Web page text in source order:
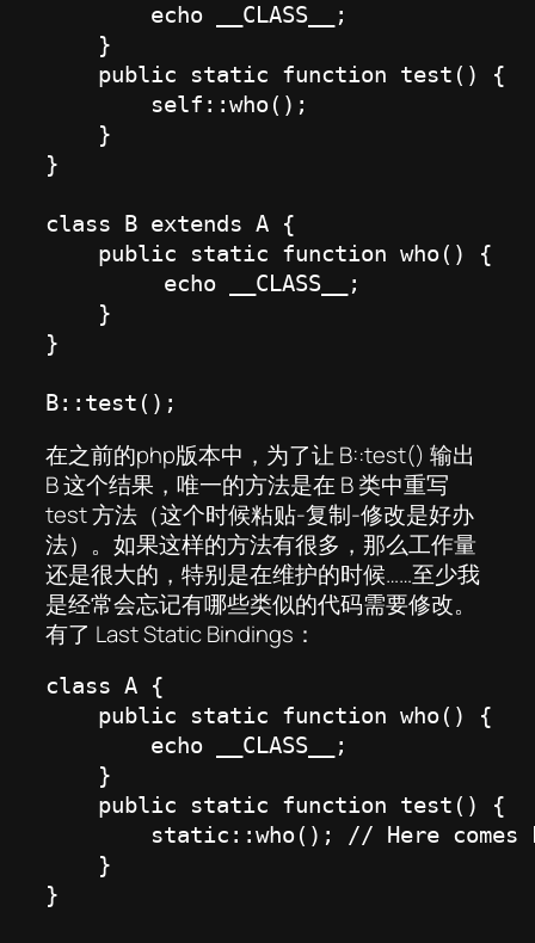
        echo __CLASS__;
    }
    public static function test() {
        self::who();
    }
}
class B extends A {
    public static function who() {
         echo __CLASS__;
    }
}
B::test();
在之前的php版本中，为了让 B::test() 输出
B 这个结果，唯一的方法是在 B 类中重写
test 方法（这个时候粘贴-复制-修改是好办
法）。如果这样的方法有很多，那么工作量
还是很大的，特别是在维护的时候……至少我
是经常会忘记有哪些类似的代码需要修改。
有了 Last Static Bindings：
class A {
    public static function who() {
        echo __CLASS__;
    }
    public static function test() {
static::who(); // Here comes
    }
}